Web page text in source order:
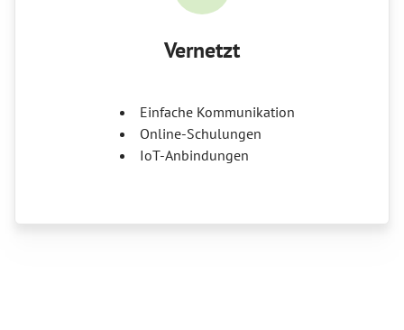
Vernetzt
Einfache Kommunikation
Online-Schulungen
IoT-Anbindungen